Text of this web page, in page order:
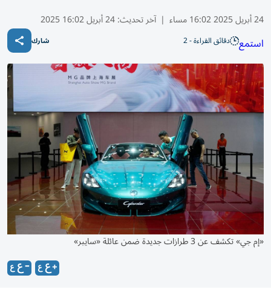
24 أبريل 2025 16:02 مساء | آخر تحديث:24 أبريل 16:02 2025
استمع دقائق القراءة - 2 شارك
«إم جي» تكشف عن 3 طرازات جديدة ضمن عائلة «سايبر»